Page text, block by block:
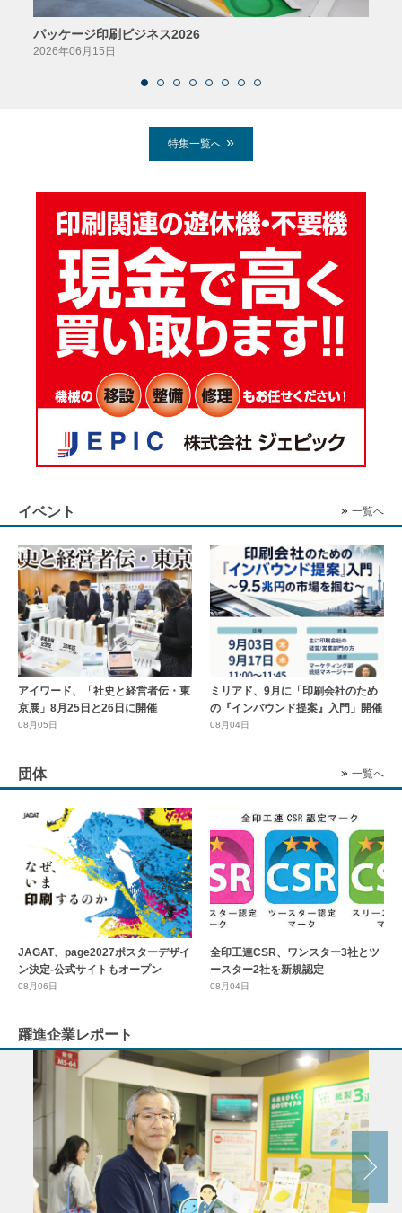
パッケージ印刷ビジネス2026
2026年06月15日
特集一覧へ
イベント 一覧へ
アイワード、「社史と経営者伝・東
京展」8月25日と26日に開催
08月05日
ミリアド、9月に「印刷会社のため
の『インバウンド提案』入門」開催
08月04日
団体 一覧へ
JAGAT、page2027ポスターデザイ
ン決定-公式サイトもオープン
08月06日
全印工連CSR、ワンスター3社とツ
ースター2社を新規認定
08月04日
躍進企業レポート